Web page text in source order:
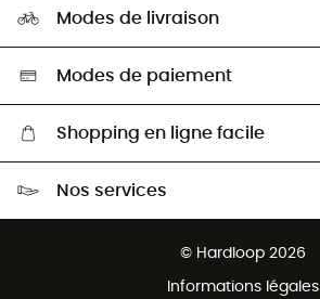
Seconde Main
Aide & Contact
HardGuides
Sélection éco-responsable
Modes de livraison
Modes de paiement
Shopping en ligne facile
Nos services
© Hardloop 2026
Informations légales